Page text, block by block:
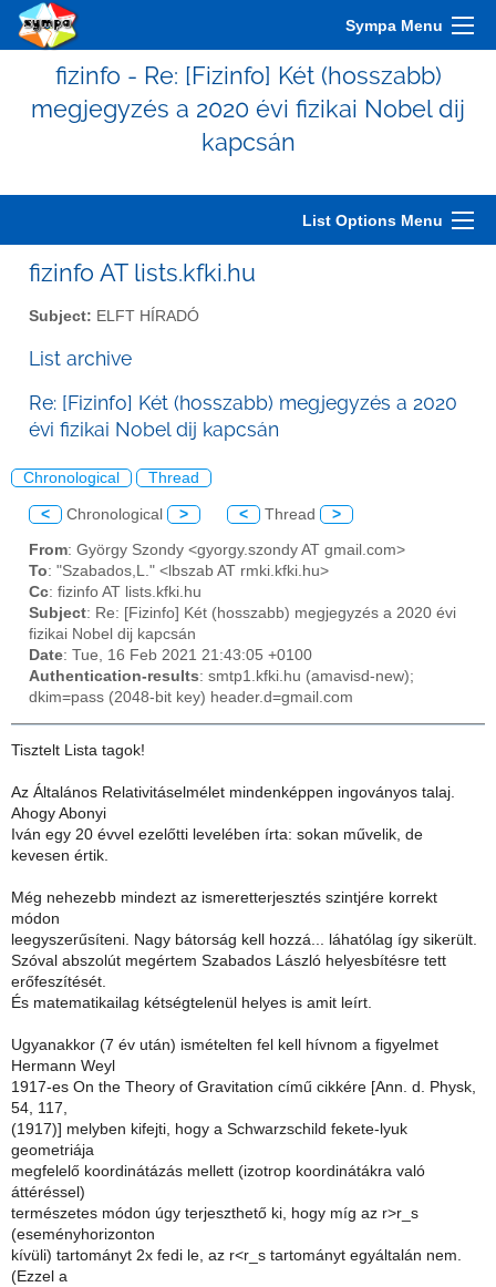
Sympa Menu
fizinfo - Re: [Fizinfo] Két (hosszabb)
megjegyzés a 2020 évi fizikai Nobel dij
kapcsán
List Options Menu
fizinfo AT lists.kfki.hu
Subject: ELFT HÍRADÓ
List archive
Re: [Fizinfo] Két (hosszabb) megjegyzés a 2020
évi fizikai Nobel dij kapcsán
Chronological Thread
< Chronological > < Thread >
From: György Szondy <gyorgy.szondy AT gmail.com>
To: "Szabados,L." <lbszab AT rmki.kfki.hu>
Cc: fizinfo AT lists.kfki.hu
Subject: Re: [Fizinfo] Két (hosszabb) megjegyzés a 2020 évi
fizikai Nobel dij kapcsán
Date: Tue, 16 Feb 2021 21:43:05 +0100
Authentication-results: smtp1.kfki.hu (amavisd-new);
dkim=pass (2048-bit key) header.d=gmail.com
Tisztelt Lista tagok!
Az Általános Relativitáselmélet mindenképpen ingoványos talaj.
Ahogy Abonyi
Iván egy 20 évvel ezelőtti levelében írta: sokan művelik, de
kevesen értik.
Még nehezebb mindezt az ismeretterjesztés szintjére korrekt
módon
leegyszerűsíteni. Nagy bátorság kell hozzá... láhatólag így sikerült.
Szóval abszolút megértem Szabados László helyesbítésre tett
erőfeszítését.
És matematikailag kétségtelenül helyes is amit leírt.
Ugyanakkor (7 év után) ismételten fel kell hívnom a figyelmet
Hermann Weyl
1917-es On the Theory of Gravitation című cikkére [Ann. d. Physk,
54, 117,
(1917)] melyben kifejti, hogy a Schwarzschild fekete-lyuk
geometriája
megfelelő koordinátázás mellett (izotrop koordinátákra való
áttéréssel)
természetes módon úgy terjeszthető ki, hogy míg az r>r_s
(eseményhorizonton
kívüli) tartományt 2x fedi le, az r<r_s tartományt egyáltalán nem.
(Ezzel a